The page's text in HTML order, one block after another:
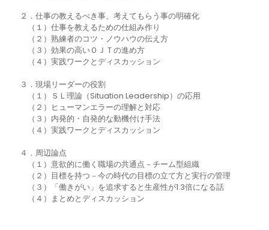
２．仕事の教えるべき事、考えてもらう事の明確化
（１）仕事を教えるための仕組み作り
（２）熟練者のコツ・ノウハウの伝え方
（３）効果の高いＯＪＴの進め方
（４）実践ワークとディスカッション
３．現場リーダーの役割
（１）ＳＬ理論（Situation Leadership）の応用
（２）ヒューマンエラーの理解と対応
（３）内発的・自発的な動機付け手法
（４）実践ワークとディスカッション
４．周辺論点
（１）意欲的に働く職場の共通点－チーム型組織
（２）目標を持つ－今の時代の目標の立て方と実行の管理
（３）「働きがい」を追求すると生産性が1.3倍になる話
（４）まとめとディスカッション